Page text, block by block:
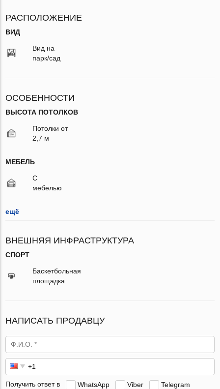
РАСПОЛОЖЕНИЕ
ВИД
Вид на
парк/сад
ОСОБЕННОСТИ
ВЫСОТА ПОТОЛКОВ
Потолки от
2,7 м
МЕБЕЛЬ
С
мебелью
ещё
ВНЕШНЯЯ ИНФРАСТРУКТУРА
СПОРТ
Баскетбольная
площадка
НАПИСАТЬ ПРОДАВЦУ
Получить ответ в WhatsApp Viber Telegram